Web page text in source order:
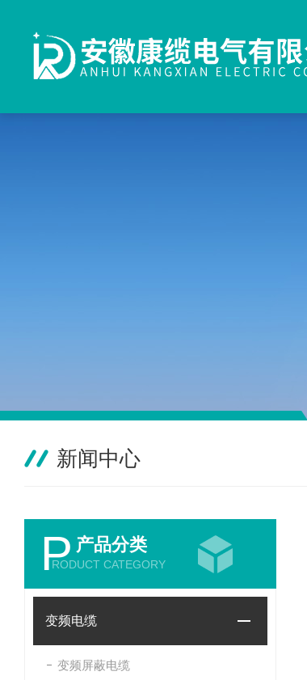
新闻中心
P 产品分类
RODUCT CATEGORY
变频电缆
变频屏蔽电缆